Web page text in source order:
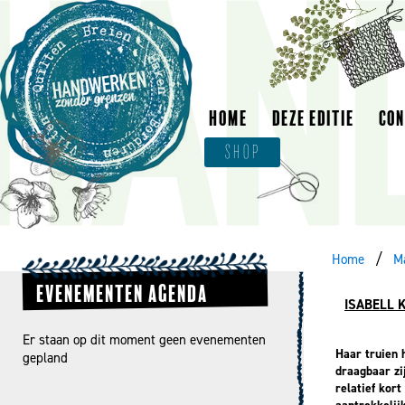
HOME DEZE EDITIE
SHOP
EVENEMENTEN AGENDA
Er staan op dit moment geen evenementen
gepland
Home
ISABELL
Haar truien
draagbaar
relatief kort